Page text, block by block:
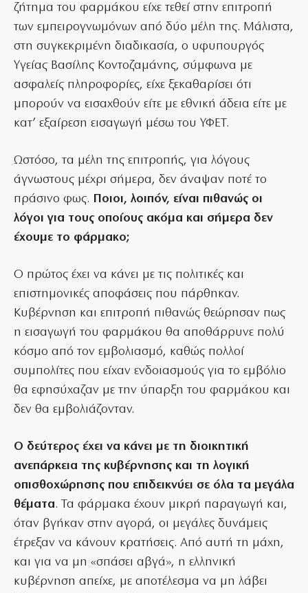
ζήτημα του φαρμάκου είχε τεθεί στην επιτροπή
των εμπειρογνωμόνων από δύο μέλη της. Μάλιστα,
στη συγκεκριμένη διαδικασία, ο υφυπουργός
Υγείας Βασίλης Κοντοζαμάνης, σύμφωνα με
ασφαλείς πληροφορίες, είχε ξεκαθαρίσει ότι
μπορούν να εισαχθούν είτε με εθνική άδεια είτε με
κατ’ εξαίρεση εισαγωγή μέσω του ΥΦΕΤ.
Ωστόσο, τα μέλη της επιτροπής, για λόγους
άγνωστους μέχρι σήμερα, δεν άναψαν ποτέ το
πράσινο φως. Ποιοι, λοιπόν, είναι πιθανώς οι
λόγοι για τους οποίους ακόμα και σήμερα δεν
έχουμε το φάρμακο;
Ο πρώτος έχει να κάνει με τις πολιτικές και
επιστημονικές αποφάσεις που πάρθηκαν.
Κυβέρνηση και επιτροπή πιθανώς θεώρησαν πως
η εισαγωγή του φαρμάκου θα αποθάρρυνε πολύ
κόσμο από τον εμβολιασμό, καθώς πολλοί
συμπολίτες που είχαν ενδοιασμούς για το εμβόλιο
θα εφησύχαζαν με την ύπαρξη του φαρμάκου και
δεν θα εμβολιάζονταν.
Ο δεύτερος έχει να κάνει με τη διοικητική
ανεπάρκεια της κυβέρνησης και τη λογική
οπισθοχώρησης που επιδεικνύει σε όλα τα μεγάλα
θέματα. Τα φάρμακα έχουν μικρή παραγωγή και,
όταν βγήκαν στην αγορά, οι μεγάλες δυνάμεις
έτρεξαν να κάνουν κρατήσεις. Από αυτή τη μάχη,
και για να μη «σπάσει αβγά», η ελληνική
κυβέρνηση απείχε, με αποτέλεσμα να μη λάβει